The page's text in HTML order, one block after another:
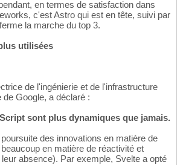
en termes de satisfaction dans
c'est Astro qui est en tête, suivi par
la marche du top 3.
utilisées
de l'ingénierie et de l'infrastructure
Google, a déclaré :
sont plus dynamiques que jamais.
des innovations en matière de
en matière de réactivité et
absence). Par exemple, Svelte a opté